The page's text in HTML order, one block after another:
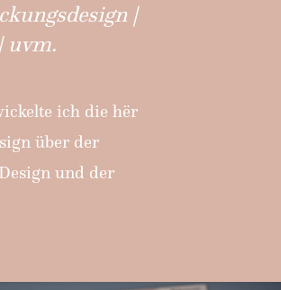
|
uvm.
ich die hër
über der
und der